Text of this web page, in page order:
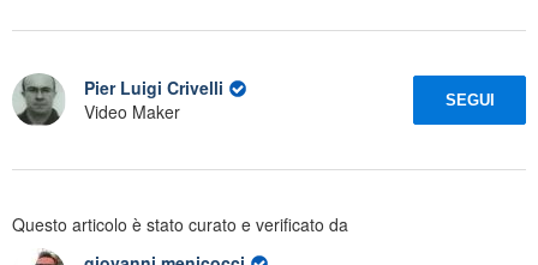
Pier Luigi Crivelli
Video Maker
SEGUI
Questo articolo è stato curato e verificato da